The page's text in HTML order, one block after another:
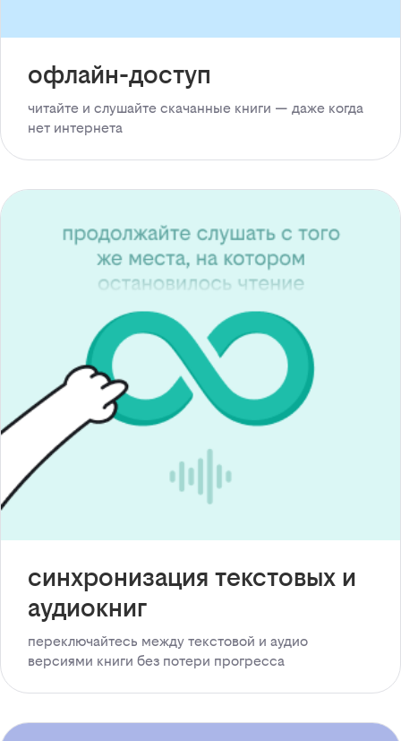
офлайн-доступ
читайте и слушайте скачанные книги — даже когда
нет интернета
синхронизация текстовых и
аудиокниг
переключайтесь между текстовой и аудио
версиями книги без потери прогресса